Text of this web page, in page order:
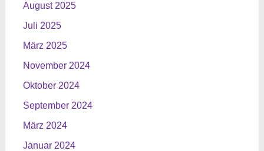
August 2025
Juli 2025
März 2025
November 2024
Oktober 2024
September 2024
März 2024
Januar 2024